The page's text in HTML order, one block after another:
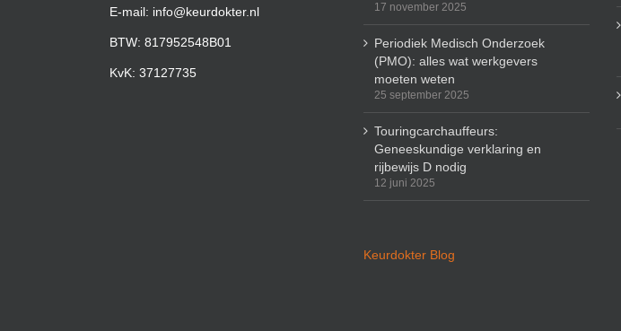
E-mail: info@keurdokter.nl
BTW: 817952548B01
KvK: 37127735
17 november 2025
Periodiek Medisch Onderzoek
(PMO): alles wat werkgevers
moeten weten
25 september 2025
Touringcarchauffeurs:
Geneeskundige verklaring en
rijbewijs D nodig
12 juni 2025
Keurdokter Blog